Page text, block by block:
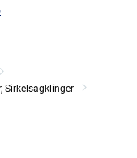
Sirkelsagklinger